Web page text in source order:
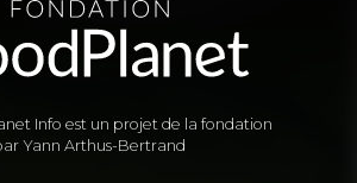
Info est un projet de la fondation
Yann Arthus-Bertrand